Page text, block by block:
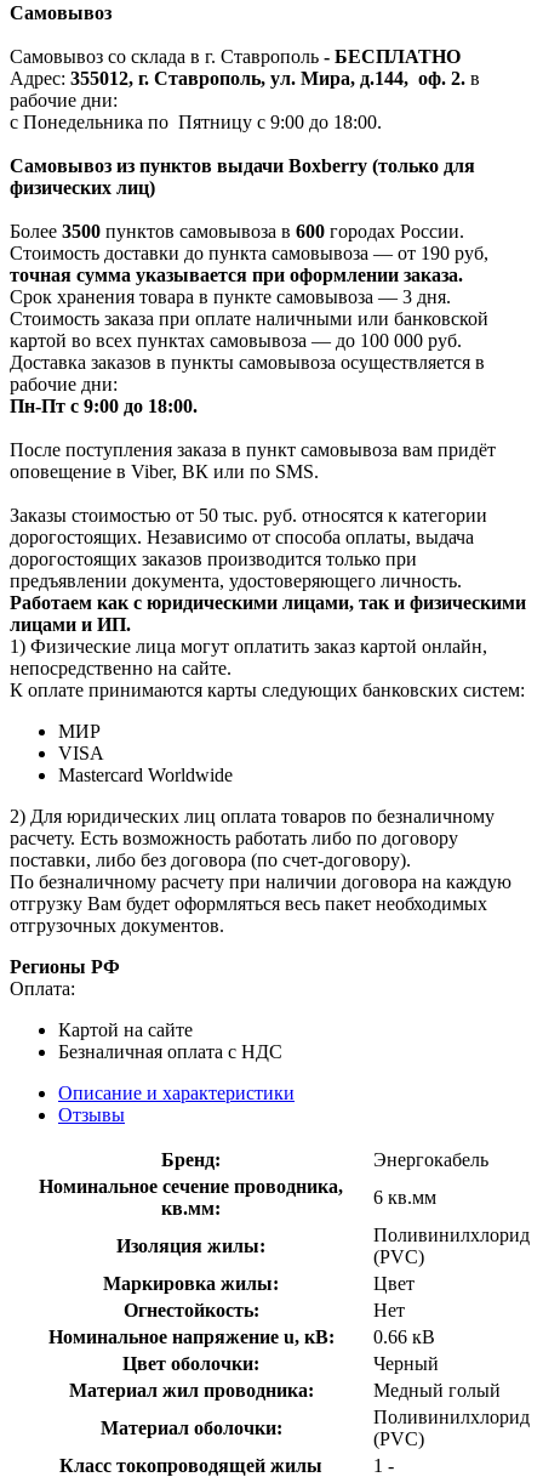
Самовывоз
Самовывоз со склада в г. Ставрополь - БЕСПЛАТНО
Адрес: 355012, г. Ставрополь, ул. Мира, д.144, оф. 2. в
рабочие дни:
с Понедельника по Пятницу с 9:00 до 18:00.
Самовывоз из пунктов выдачи Boxberry (только для
физических лиц)
Более 3500 пунктов самовывоза в 600 городах России.
Стоимость доставки до пункта самовывоза — от 190 руб,
точная сумма указывается при оформлении заказа.
Срок хранения товара в пункте самовывоза — 3 дня.
Стоимость заказа при оплате наличными или банковской
картой во всех пунктах самовывоза — до 100 000 руб.
Доставка заказов в пункты самовывоза осуществляется в
рабочие дни:
Пн-Пт с 9:00 до 18:00.
После поступления заказа в пункт самовывоза вам придёт
оповещение в Viber, ВК или по SMS.
Заказы стоимостью от 50 тыс. руб. относятся к категории
дорогостоящих. Независимо от способа оплаты, выдача
дорогостоящих заказов производится только при
предъявлении документа, удостоверяющего личность.
Работаем как с юридическими лицами, так и физическими
лицами и ИП.
1) Физические лица могут оплатить заказ картой онлайн,
непосредственно на сайте.
К оплате принимаются карты следующих банковских систем:
МИР
VISA
Mastercard Worldwide
2) Для юридических лиц оплата товаров по безналичному
расчету. Есть возможность работать либо по договору
поставки, либо без договора (по счет-договору).
По безналичному расчету при наличии договора на каждую
отгрузку Вам будет оформляться весь пакет необходимых
отгрузочных документов.
Регионы РФ
Оплата:
Картой на сайте
Безналичная оплата с НДС
Описание и характеристики
Отзывы
Бренд:
Энергокабель
Номинальное сечение проводника,
кв.мм:
6 кв.мм
Изоляция жилы:
Поливинилхлорид
(PVC)
Маркировка жилы:
Цвет
Огнестойкость:
Нет
Номинальное напряжение u, кВ:
0.66 кВ
Цвет оболочки:
Черный
Материал жил проводника:
Медный голый
Материал оболочки:
Поливинилхлорид
(PVC)
Класс токопроводящей жилы
1 -